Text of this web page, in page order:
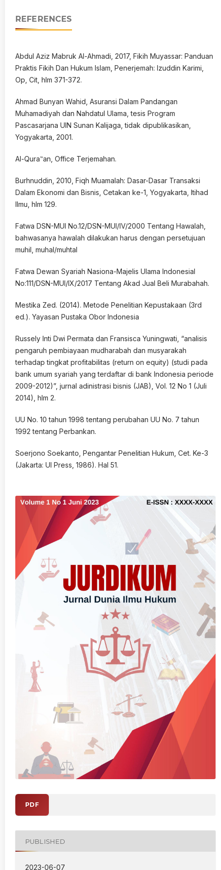
REFERENCES
Abdul Aziz Mabruk Al-Ahmadi, 2017, Fikih Muyassar: Panduan
Praktis Fikih Dan Hukum Islam, Penerjemah: Izuddin Karimi,
Op, Cit, hlm 371-372.
Ahmad Bunyan Wahid, Asuransi Dalam Pandangan
Muhamadiyah dan Nahdatul Ulama, tesis Program
Pascasarjana UIN Sunan Kalijaga, tidak dipublikasikan,
Yogyakarta, 2001.
Al-Qura‟an, Office Terjemahan.
Burhnuddin, 2010, Fiqh Muamalah: Dasar-Dasar Transaksi
Dalam Ekonomi dan Bisnis, Cetakan ke-1, Yogyakarta, Itihad
Ilmu, hlm 129.
Fatwa DSN-MUI No.12/DSN-MUI/IV/2000 Tentang Hawalah,
bahwasanya hawalah dilakukan harus dengan persetujuan
muhil, muhal/muhtal
Fatwa Dewan Syariah Nasiona-Majelis Ulama Indonesial
No:111/DSN-MUI/IX/2017 Tentang Akad Jual Beli Murabahah.
Mestika Zed. (2014). Metode Penelitian Kepustakaan (3rd
ed.). Yayasan Pustaka Obor Indonesia
Russely Inti Dwi Permata dan Fransisca Yuningwati, “analisis
pengaruh pembiayaan mudharabah dan musyarakah
terhadap tingkat profitabilitas (return on equity) (studi pada
bank umum syariah yang terdaftar di bank Indonesia periode
2009-2012)”, jurnal adinistrasi bisnis (JAB), Vol. 12 No 1 (Juli
2014), hlm 2.
UU No. 10 tahun 1998 tentang perubahan UU No. 7 tahun
1992 tentang Perbankan.
Soerjono Soekanto, Pengantar Penelitian Hukum, Cet. Ke-3
(Jakarta: UI Press, 1986). Hal 51.
PDF
PUBLISHED
2023-06-07